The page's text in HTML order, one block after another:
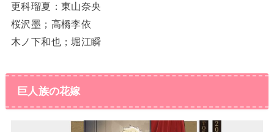
更科瑠夏：東山奈央
桜沢墨；高橋李依
木ノ下和也；堀江瞬
巨人族の花嫁